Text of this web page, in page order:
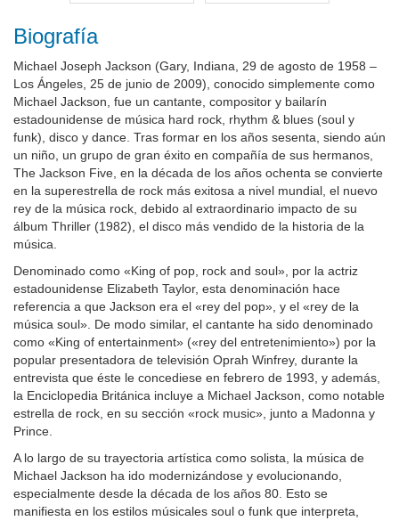
Biografía
Michael Joseph Jackson (Gary, Indiana, 29 de agosto de 1958 –
Los Ángeles, 25 de junio de 2009), conocido simplemente como
Michael Jackson, fue un cantante, compositor y bailarín
estadounidense de música hard rock, rhythm & blues (soul y
funk), disco y dance. Tras formar en los años sesenta, siendo aún
un niño, un grupo de gran éxito en compañía de sus hermanos,
The Jackson Five, en la década de los años ochenta se convierte
en la superestrella de rock más exitosa a nivel mundial, el nuevo
rey de la música rock, debido al extraordinario impacto de su
álbum Thriller (1982), el disco más vendido de la historia de la
música.
Denominado como «King of pop, rock and soul», por la actriz
estadounidense Elizabeth Taylor, esta denominación hace
referencia a que Jackson era el «rey del pop», y el «rey de la
música soul». De modo similar, el cantante ha sido denominado
como «King of entertainment» («rey del entretenimiento») por la
popular presentadora de televisión Oprah Winfrey, durante la
entrevista que éste le concediese en febrero de 1993, y además,
la Enciclopedia Británica incluye a Michael Jackson, como notable
estrella de rock, en su sección «rock music», junto a Madonna y
Prince.
A lo largo de su trayectoria artística como solista, la música de
Michael Jackson ha ido modernizándose y evolucionando,
especialmente desde la década de los años 80. Esto se
manifiesta en los estilos músicales soul o funk que interpreta,